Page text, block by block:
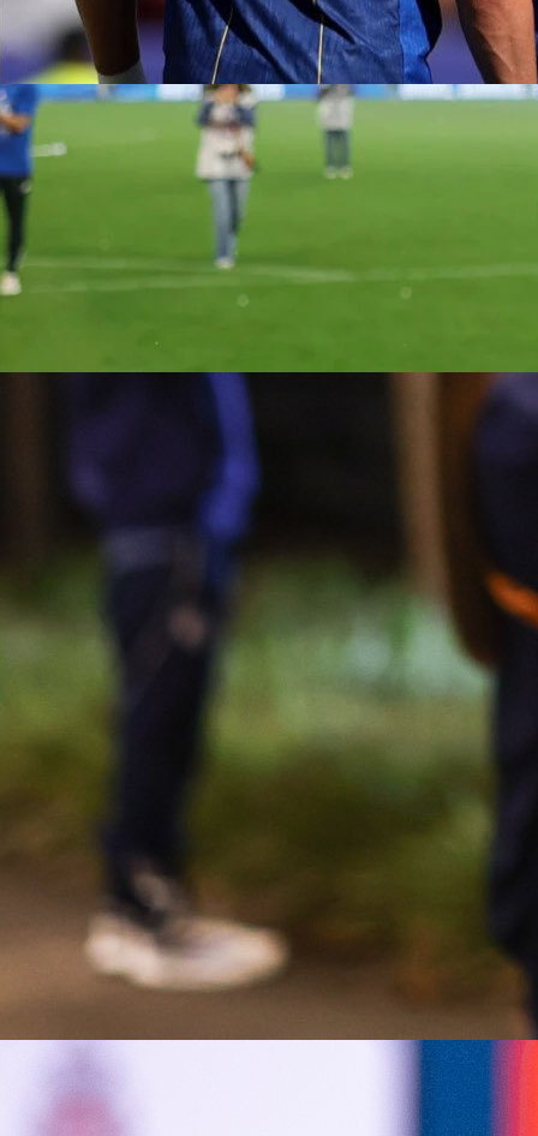
EDIN DŽEKO
Daleka obala sve je stalo kada se na velikom
pojavio Edin Džeko – ali ne samo njegova slika,
emotivna kompilacija njegovih najljepših golova, uz
legendarnog komentatora Marjana Mijailovića
"Sjaji, sjaji, Dijamantu!"
Atmosfera u klubu bila je na vrhuncu dok su
reprezentacije, a publika s oduševljenjem dočekala
ranije, ali niko nije očekivao ovakav emotivan trenutak.
Kapiten Zmajeva trenutno je bez kluba nakon
Fenerbahčeom, ali sinoć u Mostaru nije bilo važno
nastavlja karijeru – bio je tamo gdje je voljen.